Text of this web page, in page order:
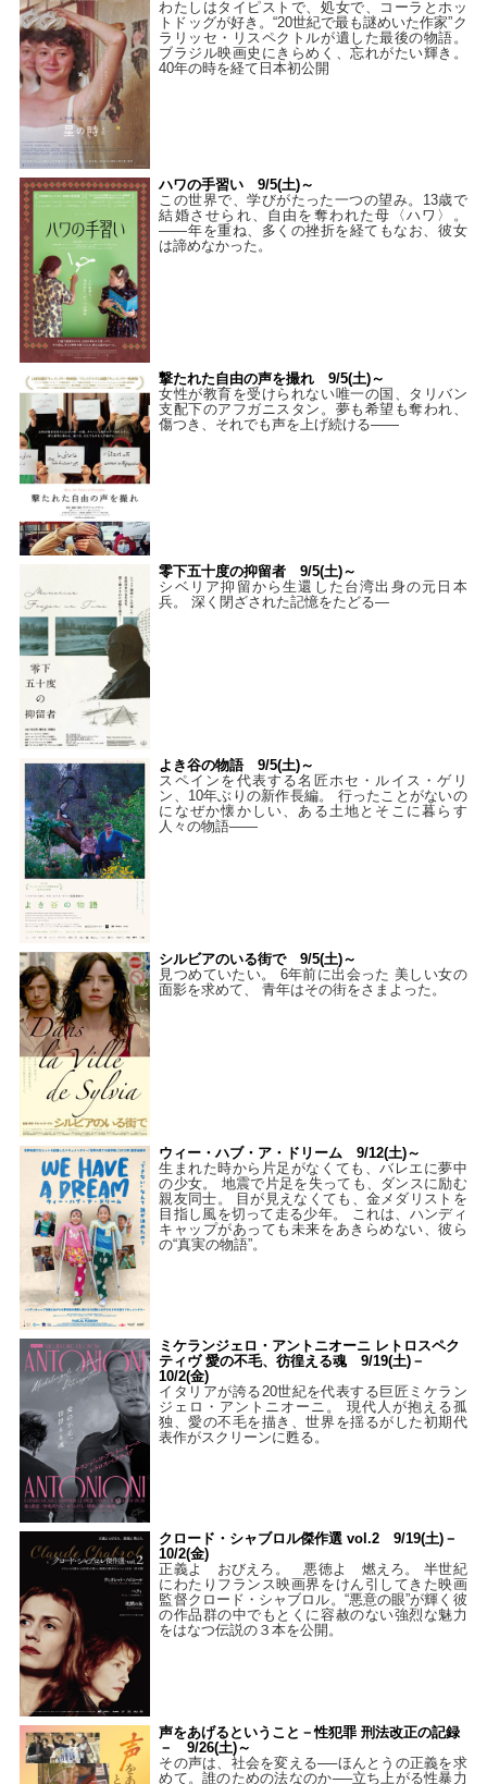
わたしはタイピストで、処⼥で、コーラとホッ
トドッグが好き。“20世紀で最も謎めいた作家”ク
ラリッセ・リスペクトルが遺した最後の物語。
ブラジル映画史にきらめく、忘れがたい輝き。
40年の時を経て⽇本初公開
ハワの手習い 9/5(土)～
この世界で、学びがたった一つの望み。13歳で
結婚させられ、自由を奪われた母〈ハワ〉。
——年を重ね、多くの挫折を経てもなお、彼女
は諦めなかった。
撃たれた自由の声を撮れ 9/5(土)～
女性が教育を受けられない唯一の国、タリバン
支配下のアフガニスタン。夢も希望も奪われ、
傷つき、それでも声を上げ続ける——
零下五十度の抑留者 9/5(土)～
シベリア抑留から生還した台湾出身の元日本
兵。 深く閉ざされた記憶をたどる—
よき谷の物語 9/5(土)～
スペインを代表する名匠ホセ・ルイス・ゲリ
ン、10年ぶりの新作長編。 行ったことがないの
になぜか懐かしい、ある土地とそこに暮らす
人々の物語――
シルビアのいる街で 9/5(土)～
見つめていたい。 6年前に出会った 美しい女の
面影を求めて、 青年はその街をさまよった。
ウィー・ハブ・ア・ドリーム 9/12(土)～
生まれた時から片足がなくても、バレエに夢中
の少女。 地震で片足を失っても、ダンスに励む
親友同士。 目が見えなくても、金メダリストを
目指し風を切って走る少年。 これは、ハンディ
キャップがあっても未来をあきらめない、彼ら
の“真実の物語”。
ミケランジェロ・アントニオーニ レトロスペク
ティヴ 愛の不毛、彷徨える魂 9/19(土)－
10/2(金)
イタリアが誇る20世紀を代表する巨匠ミケラン
ジェロ・アントニオーニ。 現代人が抱える孤
独、愛の不毛を描き、世界を揺るがした初期代
表作がスクリーンに甦る。
クロード・シャブロル傑作選 vol.2 9/19(土)－
10/2(金)
正義よ おびえろ。 悪徳よ 燃えろ。 半世紀
にわたりフランス映画界をけん引してきた映画
監督クロード・シャブロル。“悪意の眼”が輝く彼
の作品群の中でもとくに容赦のない強烈な魅力
をはなつ伝説の３本を公開。
声をあげるということ－性犯罪 刑法改正の記録
－ 9/26(土)～
その声は、社会を変える──ほんとうの正義を求
めて。誰のための法なのか──立ち上がる性暴力